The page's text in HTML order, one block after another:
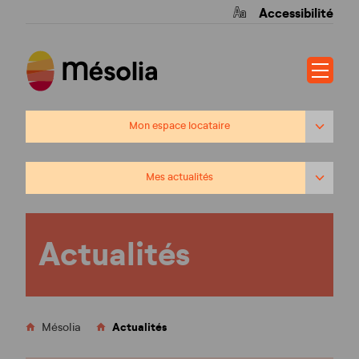
Accessibilité
Mon espace locataire
Mes actualités
Mes actualités
Le patrimoine de Mésolia
Ginko Ardillos
Actualités
Mésolia Actualités